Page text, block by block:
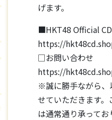
げます。
■HKT48 Official
https://
□お問い合わせ
https://
※誠に勝手ながら、
せていただきます
は通常通り承ってお